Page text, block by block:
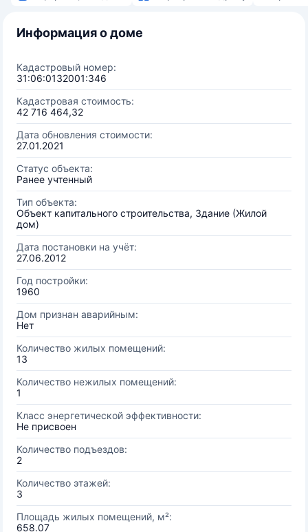
Информация о доме
Кадастровый номер:
31:06:0132001:346
Кадастровая стоимость:
42 716 464,32
Дата обновления стоимости:
27.01.2021
Статус объекта:
Ранее учтенный
Тип объекта:
Объект капитального строительства, Здание (Жилой
дом)
Дата постановки на учёт:
27.06.2012
Год постройки:
1960
Дом признан аварийным:
Нет
Количество жилых помещений:
13
Количество нежилых помещений:
1
Класс энергетической эффективности:
Не присвоен
Количество подъездов:
2
Количество этажей:
3
Площадь жилых помещений, м²:
658.07